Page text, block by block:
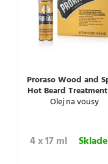
Proraso Wood and
Hot Beard
Olej na vousy
4 x 17 ml